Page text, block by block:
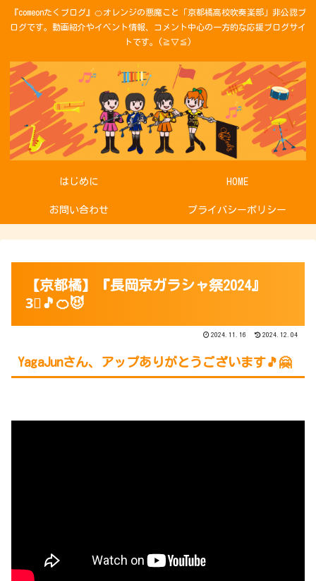
『comeonたくブログ』🍊オレンジの悪魔こと「京都橘高校吹奏楽部」非公認ブ
ログです。動画紹介やイベント情報、コメント中心の一方的な応援ブログサイ
トです。(≧▽≦)
はじめに HOME
お問い合わせ プライバシーポリシー
【京都橘】『長岡京ガラシャ祭2024』
3⃣🎵🍊😈
2024.11.16 2024.12.04
YagaJunさん、アップありがとうございます🎵🤗